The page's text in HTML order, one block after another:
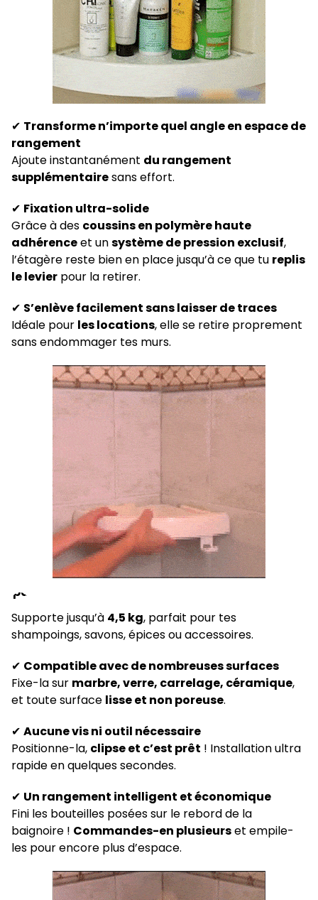
✔ Transforme n’importe quel angle en espace de
rangement
Ajoute instantanément du rangement
supplémentairesans effort.
✔ Fixation ultra-solide
Grâce à des coussins en polymère haute
adhérenceet unsystème de pression exclusif,
l’étagère reste bien en place jusqu’à ce que tu replis
le levier pour la retirer.
✔ S’enlève facilement sans laisser de traces
Idéale pour les locations, elle se retire proprement
sans endommager tes murs.
Supporte jusqu’à 4,5 kg, parfait pour tes
shampoings, savons, épices ou accessoires.
✔ Compatible avec de nombreuses surfaces
Fixe-la sur marbre, verre, carrelage, céramique,
et toute surface lisse et non poreuse.
✔ Aucune vis ni outil nécessaire
Positionne-la, clipse et c’est prêt ! Installation ultra
rapide en quelques secondes.
✔ Un rangement intelligent et économique
Fini les bouteilles posées sur le rebord de la
baignoire ! Commandes-en plusieurset empile-
les pour encore plus d’espace.